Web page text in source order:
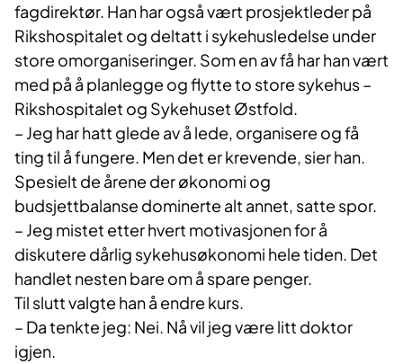
fagdirektør. Han har også vært prosjektleder på
Rikshospitalet og deltatt i sykehusledelse under
store omorganiseringer. Som en av få har han vært
med på å planlegge og flytte to store sykehus –
Rikshospitalet og Sykehuset Østfold.
– Jeg har hatt glede av å lede, organisere og få
ting til å fungere. Men det er krevende, sier han.
Spesielt de årene der økonomi og
budsjettbalanse dominerte alt annet, satte spor.
– Jeg mistet etter hvert motivasjonen for å
diskutere dårlig sykehusøkonomi hele tiden. Det
handlet nesten bare om å spare penger.
Til slutt valgte han å endre kurs.
– Da tenkte jeg: Nei. Nå vil jeg være litt doktor
igjen.